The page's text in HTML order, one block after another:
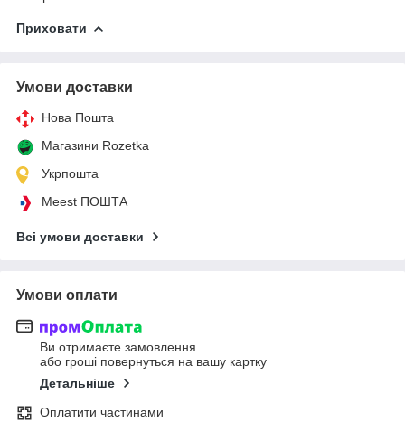
Приховати
Умови доставки
Нова Пошта
Магазини Rozetka
Укрпошта
Meest ПОШТА
Всі умови доставки
Умови оплати
Ви отримаєте замовлення
або гроші повернуться на вашу картку
Детальніше
Оплатити частинами